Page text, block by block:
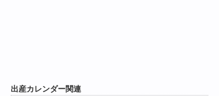
出産カレンダー関連